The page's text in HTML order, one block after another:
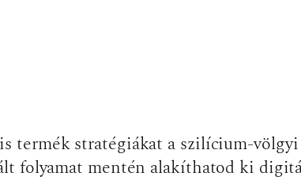
termék stratégiákat a szilícium-
folyamat mentén alakíthatod ki